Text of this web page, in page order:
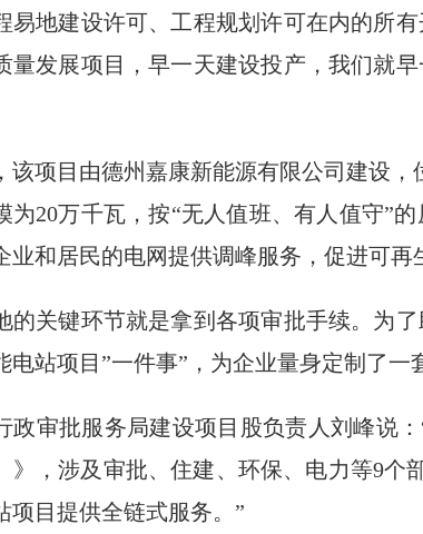
易地建设许可、工程规划许可在内的所
量发展项目，早一天建设投产，我们就
该项目由德州嘉康新能源有限公司建设
为20万千瓦，按“无人值班、有人值守”
业和居民的电网提供调峰服务，促进可再
的关键环节就是拿到各项审批手续。为
电站项目”一件事”，为企业量身定制了一
政审批服务局建设项目股负责人刘峰说
》，涉及审批、住建、环保、电力等9
项目提供全链式服务。”